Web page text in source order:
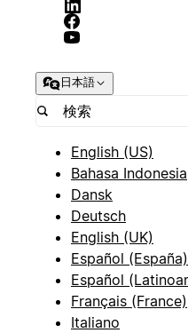
日本語
English (US)
Bahasa Indonesia
Dansk
Deutsch
English (UK)
Español (España)
Español
Français (France)
Italiano